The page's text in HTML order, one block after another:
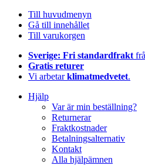
Till huvudmenyn
Gå till innehållet
Till varukorgen
Sverige: Fri standardfrakt
Gratis returer
Vi arbetarklimatmedvetet.
Hjälp
Var är min beställning?
Returnerar
Fraktkostnader
Betalningsalternativ
Kontakt
Alla hjälpämnen